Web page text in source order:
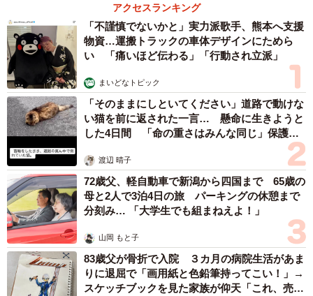
アクセスランキング
「不謹慎でないかと」実力派歌手、熊本へ支援
物資…運搬トラックの車体デザインにためら
い 「痛いほど伝わる」「行動され立派」
まいどなトピック
「そのままにしといてください」道路で動けな
い猫を前に返された一言… 懸命に生きようと
した4日間 「命の重さはみんな同じ」保護団
渡辺 晴子
72歳父、軽自動車で新潟から四国まで 65歳の
母と2人で3泊4日の旅 パーキングの休憩まで
分刻み… 「大学生でも組まねえよ！」
山岡 もと子
83歳父が骨折で入院 ３カ月の病院生活があま
りに退屈で「画用紙と色鉛筆持ってこい！」→
スケッチブックを見た家族が仰天「これ、売れ